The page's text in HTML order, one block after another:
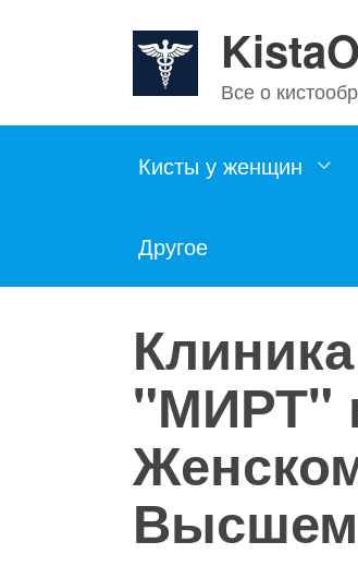
Все о
Кисты у женщин
Другое
"МИРТ"